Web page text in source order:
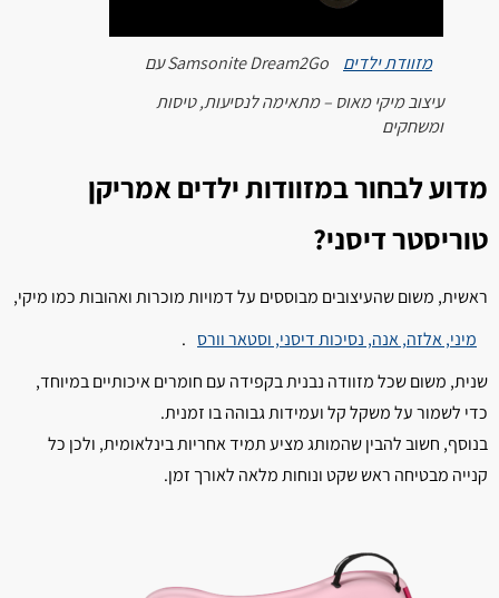
מזוודת ילדים
Samsonite Dream2Go עם
עיצוב מיקי מאוס – מתאימה לנסיעות, טיסות
ומשחקים
מדוע לבחור במזוודות ילדים אמריקן
טוריסטר דיסני?
ראשית, משום שהעיצובים מבוססים על דמויות מוכרות ואהובות כמו מיקי,
מיני, אלזה, אנה, נסיכות דיסני, וסטאר וורס .
שנית, משום שכל מזוודה נבנית בקפידה עם חומרים איכותיים במיוחד,
כדי לשמור על משקל קל ועמידות גבוהה בו זמנית.
בנוסף, חשוב להבין שהמותג מציע תמיד אחריות בינלאומית, ולכן כל
קנייה מבטיחה ראש שקט ונוחות מלאה לאורך זמן.